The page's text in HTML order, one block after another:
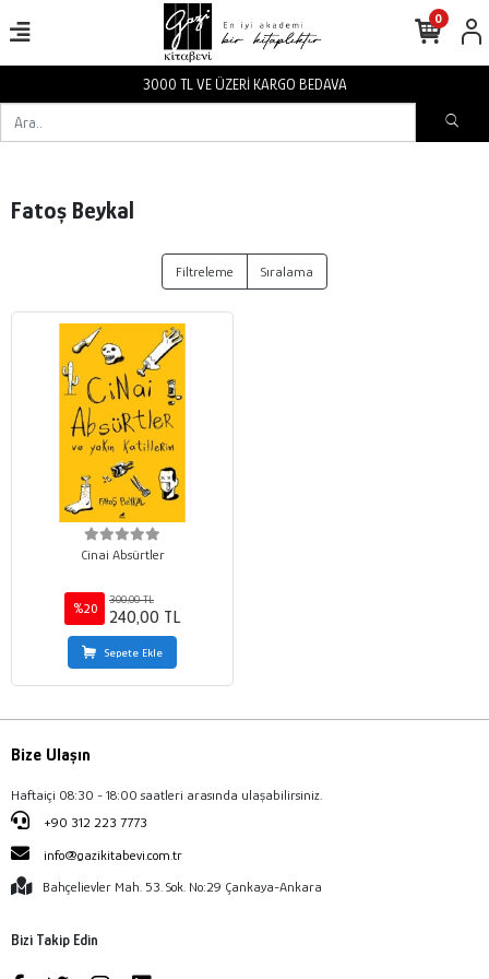
3000 TL VE ÜZERİ KARGO BEDAVA
0
Fatoş Beykal
Filtreleme Sıralama
Cinai Absürtler
%20
300,00 TL
240,00 TL
Sepete Ekle
Bize Ulaşın
Haftaiçi 08:30 - 18:00 saatleri arasında ulaşabilirsiniz.
+90 312 223 7773
info@gazikitabevi.com.tr
Bahçelievler Mah. 53. Sok. No:29 Çankaya-Ankara
Bizi Takip Edin